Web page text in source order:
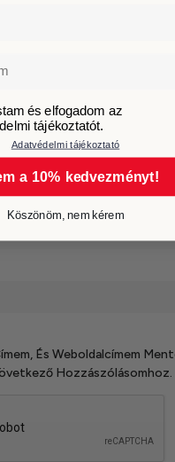
És Weboldalcímem
Hozzászólásomhoz.
és elfogadom az
tájékoztatót.
Adatvédelmi tájékoztató
a 10% kedvezményt!
Köszönöm, nem kérem